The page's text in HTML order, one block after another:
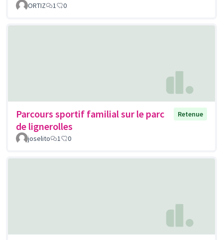
ORTIZ 1 0
Parcours sportif familial sur le parc
de lignerolles
Retenue
joselito 1 0